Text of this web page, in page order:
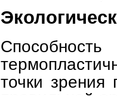
точки зрения